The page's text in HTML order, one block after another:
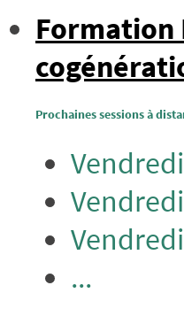
Formation
Prochaines sessions à
...